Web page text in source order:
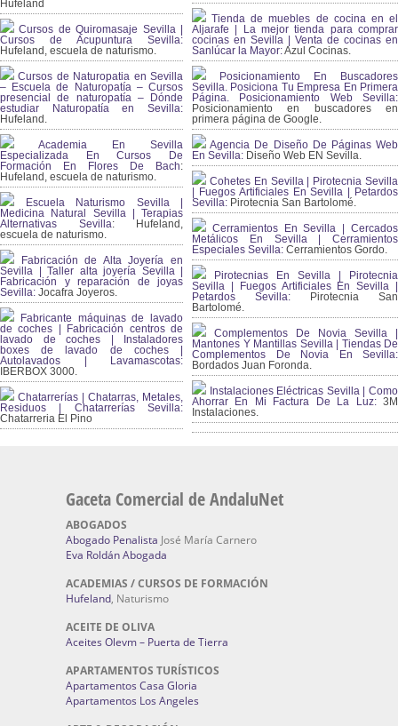
Hufeland
Cursos de Quiromasaje Sevilla |
Cursos de Acupuntura Sevilla:
Hufeland, escuela de naturismo.
Cursos de Naturopatia en Sevilla
– Escuela de Naturopatía – Cursos
presencial de naturopatía – Dónde
estudiar Naturopatía en Sevilla:
Hufeland.
Academia En Sevilla
Especializada En Cursos De
Formación En Flores De Bach:
Hufeland, escuela de naturismo.
Escuela Naturismo Sevilla |
Medicina Natural Sevilla | Terapias
Alternativas Sevilla: Hufeland,
escuela de naturismo.
Fabricación de Alta Joyería en
Sevilla | Taller alta joyería Sevilla |
Fabricación y reparación de joyas
Sevilla: Jocafra Joyeros.
Fabricante máquinas de lavado
de coches | Fabricación centros de
lavado de coches | Instaladores
boxes de lavado de coches |
Autolavados | Lavamascotas:
IBERBOX 3000.
Chatarrerías | Chatarras, Metales,
Residuos | Chatarrerías Sevilla:
Chatarreria El Pino
Tienda de muebles de cocina en el
Aljarafe | La mejor tienda para comprar
cocinas en Sevilla | Venta de cocinas en
Sanlúcar la Mayor:Azul Cocinas.
Posicionamiento En Buscadores
Sevilla. Posiciona Tu Empresa En Primera
Página. Posicionamiento Web Sevilla:
Posicionamiento en buscadores en
primera página de Google.
Agencia De Diseño De Páginas Web
En Sevilla: Diseño Web EN Sevilla.
Cohetes En Sevilla | Pirotecnia Sevilla
| Fuegos Artificiales En Sevilla | Petardos
Sevilla: Pirotecnia San Bartolomé.
Cerramientos En Sevilla | Cercados
Metálicos En Sevilla | Cerramientos
Especiales Sevilla: Cerramientos Gordo.
Pirotecnias En Sevilla | Pirotecnia
Sevilla | Fuegos Artificiales En Sevilla |
Petardos Sevilla: Pirotecnia San
Bartolomé.
Complementos De Novia Sevilla |
Mantones Y Mantillas Sevilla | Tiendas De
Complementos De Novia En Sevilla:
Bordados Juan Foronda.
Instalaciones Eléctricas Sevilla | Como
Ahorrar En Mi Factura De La Luz:3M
Instalaciones.
Gaceta Comercial de AndaluNet
ABOGADOS
Abogado Penalista José María Carnero
Eva Roldán Abogada
ACADEMIAS / CURSOS DE FORMACIÓN
Hufeland, Naturismo
ACEITE DE OLIVA
Aceites Olevm – Puerta de Tierra
APARTAMENTOS TURÍSTICOS
Apartamentos Casa Gloria
Apartamentos Los Angeles